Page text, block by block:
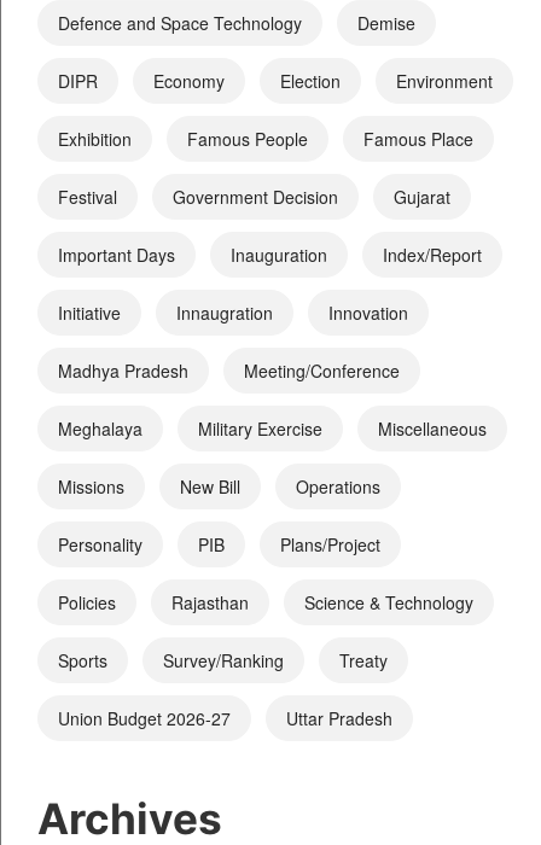
Defence and Space Technology Demise
DIPR Economy Election Environment
Exhibition Famous People Famous Place
Festival Government Decision Gujarat
Important Days Inauguration Index/Report
Initiative Innaugration Innovation
Madhya Pradesh Meeting/Conference
Meghalaya Military Exercise Miscellaneous
Missions New Bill Operations
Personality PIB Plans/Project
Policies Rajasthan Science & Technology
Sports Survey/Ranking Treaty
Union Budget 2026-27 Uttar Pradesh
Archives